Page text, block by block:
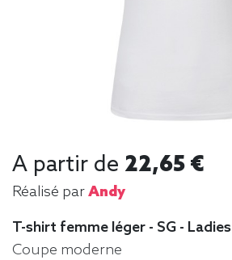
A partir de 22,65 €
Réalisé parAndy
T-shirt femme léger - SG - Ladies
Coupe moderne